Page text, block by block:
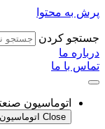
پرش به محتوا
جستجو کردن
درباره ما
تماس با ما
اتوماسیون
Close اتوماسیون صنعتی